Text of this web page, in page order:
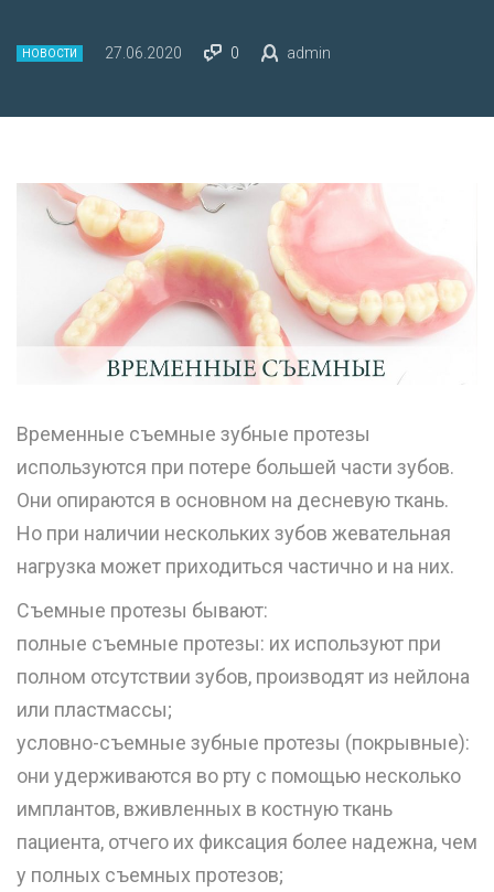
НОВОСТИ 27.06.2020 0 admin
Временные съемные зубные протезы
используются при потере большей части зубов.
Они опираются в основном на десневую ткань.
Но при наличии нескольких зубов жевательная
нагрузка может приходиться частично и на них.
Съемные протезы бывают:
полные съемные протезы: их используют при
полном отсутствии зубов, производят из нейлона
или пластмассы;
условно-съемные зубные протезы (покрывные):
они удерживаются во рту с помощью несколько
имплантов, вживленных в костную ткань
пациента, отчего их фиксация более надежна, чем
у полных съемных протезов;